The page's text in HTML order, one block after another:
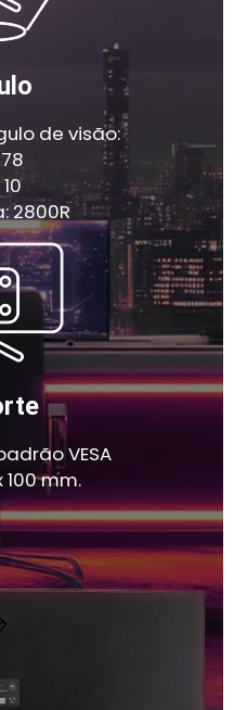
de visão:
2800R
VESA
100 mm.